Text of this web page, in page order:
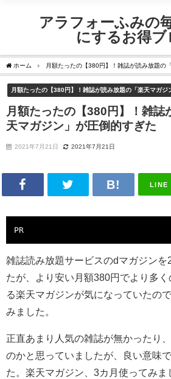
アラフォーふみの
にするお得ブ
ホーム 月額たったの【380円】！雑誌が読み放題の
月額たったの【380円】！雑誌が読み放題の「楽天マガジ
月額たったの【380円】！雑誌
天マガジン」が圧倒的すぎた
2021年7月21日 2021年7月21日
LINE
PR
雑誌読み放題サービスのdマガジンを
たが、より安い月額380円でより多
る楽天マガジンが気になっていたの
みました。
正直あまり人気の雑誌が無かったり
のかと思っていましたが、良い意味
た。楽天マガジン、3カ月使ってみま